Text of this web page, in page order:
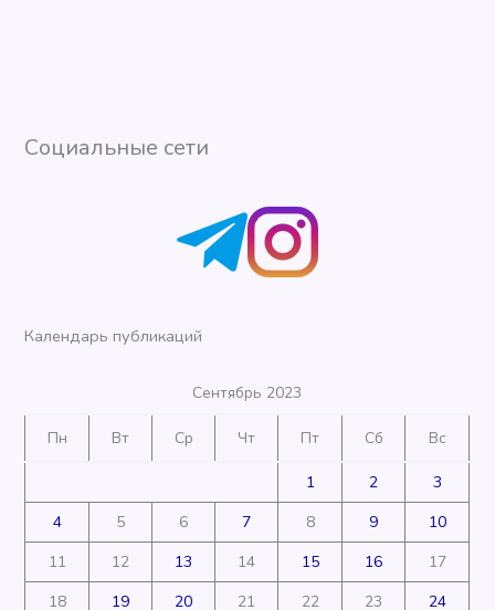
Социальные сети
Календарь публикаций
Сентябрь 2023
Пн Вт Ср Чт Пт Сб Вс
1 2
3
4
5 6 7 8 9
10
11
12 13 14 15 16
17
18
19 20 21 22 23 24